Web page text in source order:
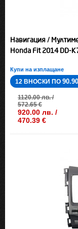
Навигация /
Honda Fit 2014 DD-
Купи на изплащане
12 ВНОСКИ ПО
1120.00 лв. /
572.65 €
920.00 лв. /
470.39 €